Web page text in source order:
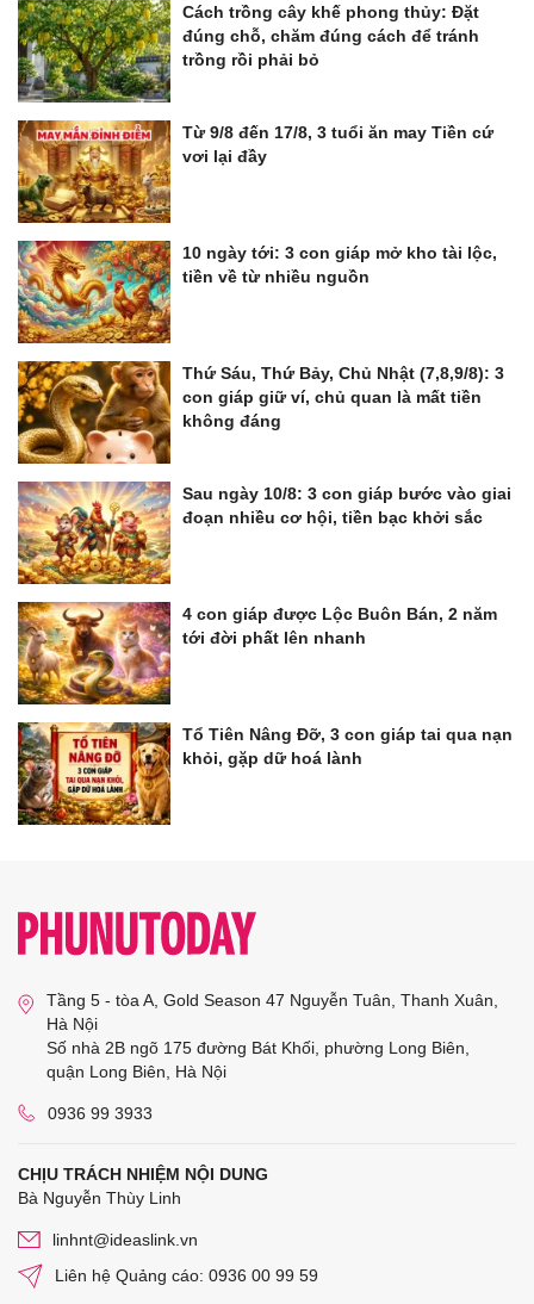
Cách trồng cây khế phong thủy: Đặt
đúng chỗ, chăm đúng cách để tránh
trồng rồi phải bỏ
Từ 9/8 đến 17/8, 3 tuổi ăn may Tiền cứ
vơi lại đầy
10 ngày tới: 3 con giáp mở kho tài lộc,
tiền về từ nhiều nguồn
Thứ Sáu, Thứ Bảy, Chủ Nhật (7,8,9/8): 3
con giáp giữ ví, chủ quan là mất tiền
không đáng
Sau ngày 10/8: 3 con giáp bước vào giai
đoạn nhiều cơ hội, tiền bạc khởi sắc
4 con giáp được Lộc Buôn Bán, 2 năm
tới đời phất lên nhanh
Tổ Tiên Nâng Đỡ, 3 con giáp tai qua nạn
khỏi, gặp dữ hoá lành
Tầng 5 - tòa A, Gold Season 47 Nguyễn Tuân, Thanh Xuân,
Hà Nội
Số nhà 2B ngõ 175 đường Bát Khối, phường Long Biên,
quận Long Biên, Hà Nội
0936 99 3933
CHỊU TRÁCH NHIỆM NỘI DUNG
Bà Nguyễn Thùy Linh
linhnt@ideaslink.vn
Liên hệ Quảng cáo: 0936 00 99 59